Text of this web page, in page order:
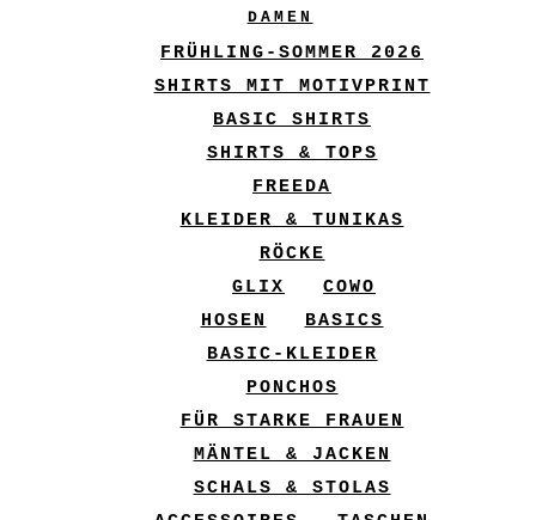
DAMEN
FRÜHLING-SOMMER 2026
SHIRTS MIT MOTIVPRINT
BASIC SHIRTS
SHIRTS & TOPS
FREEDA
KLEIDER & TUNIKAS
RÖCKE
GLIX
COWO
HOSEN
BASICS
BASIC-KLEIDER
PONCHOS
FÜR STARKE FRAUEN
MÄNTEL & JACKEN
SCHALS & STOLAS